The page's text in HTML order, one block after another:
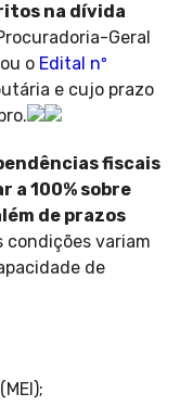
na dívida
Geral
o Edital nº
e cujo prazo
fiscais
a 100% sobre
de prazos
condições variam
de